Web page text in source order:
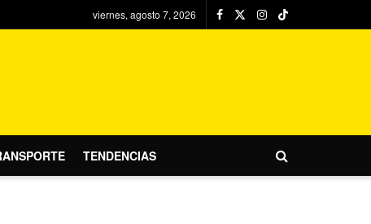
viernes, agosto 7, 2026
TENDENCIAS